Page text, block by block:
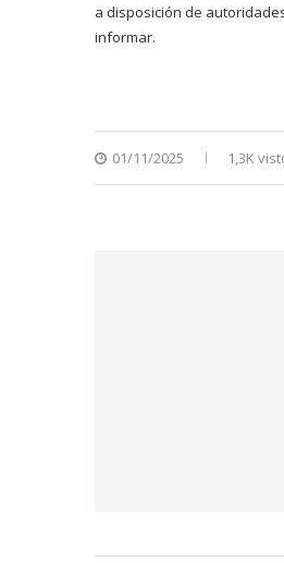
a disposición de
informar.
01/11/2025 1,3K